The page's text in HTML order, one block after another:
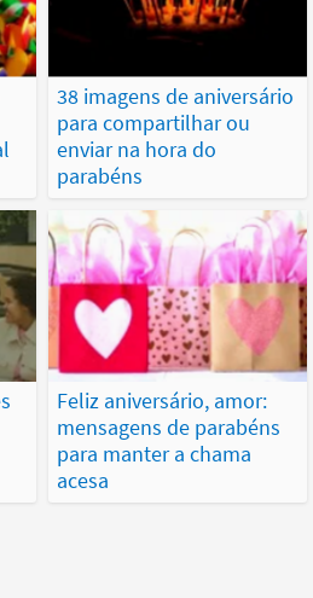
38 imagens de aniversário
para compartilhar ou
enviar na hora do
parabéns
Feliz aniversário, amor:
mensagens de parabéns
para manter a chama
acesa